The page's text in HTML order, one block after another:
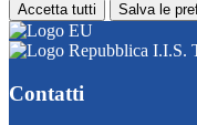
Accetta tutti Salva le
I.I.S.
Contatti